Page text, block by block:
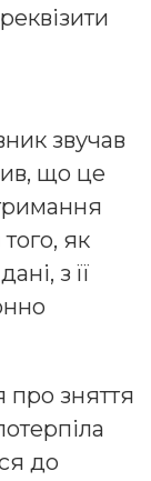
звучав
що це
як
з її
зняття
до